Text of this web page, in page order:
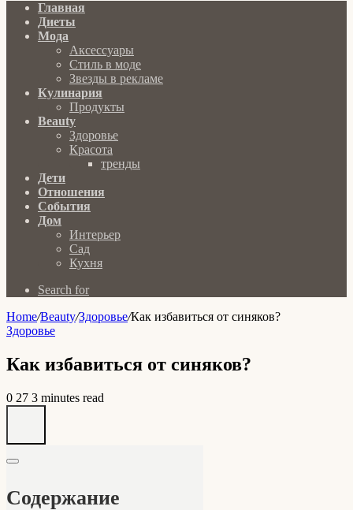
Главная
Диеты
Мода
Аксессуары
Стиль в моде
Звезды в рекламе
Кулинария
Продукты
Beauty
Здоровье
Красота
тренды
Дети
Отношения
События
Дом
Интерьер
Сад
Кухня
Search for
Home/Beauty/Здоровье/Как избавиться от синяков?
Здоровье
Как избавиться от синяков?
0 27 3 minutes read
Содержание